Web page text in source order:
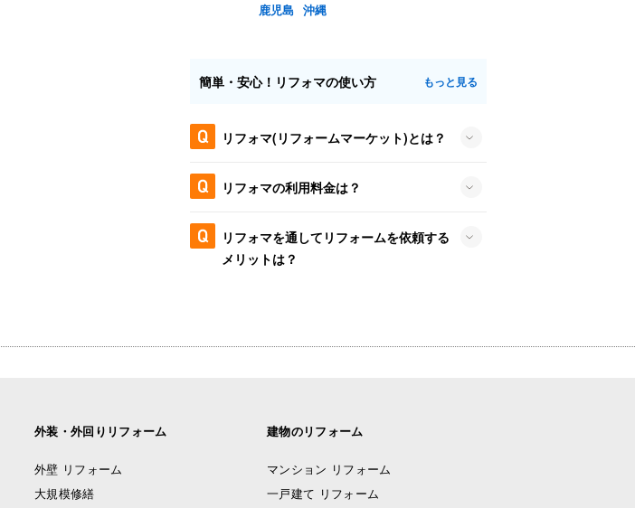
鹿児島 沖縄
簡単・安心！リフォマの使い方 もっと見る
リフォマ(リフォームマーケット)とは？
リフォマの利用料金は？
リフォマを通してリフォームを依頼する
メリットは？
外装・外回りリフォーム
外壁 リフォーム
大規模修繕
建物のリフォーム
マンション リフォーム
一戸建て リフォーム